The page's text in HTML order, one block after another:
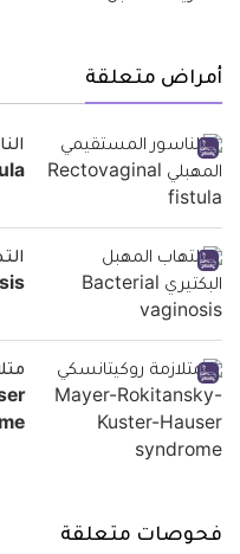
أمراض متعلقة
فحوصات متعلقة